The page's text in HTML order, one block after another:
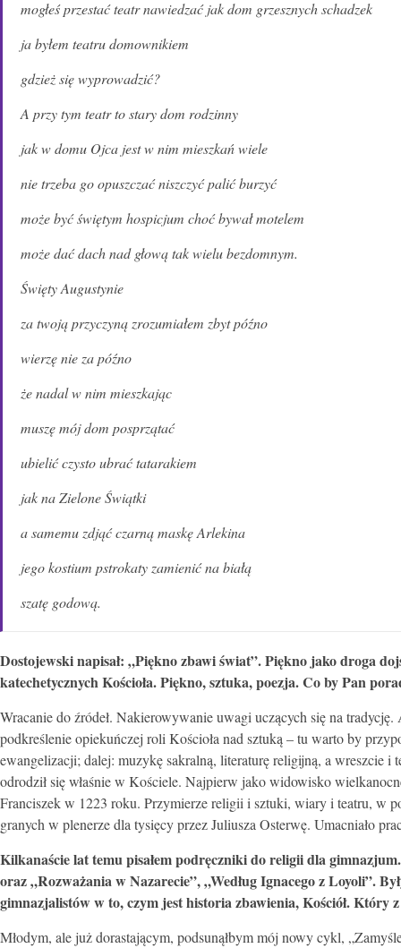
mogłeś przestać teatr nawiedzać jak dom grzesznych schadzek
ja byłem teatru domownikiem
gdzież się wyprowadzić?
A przy tym teatr to stary dom rodzinny
jak w domu Ojca jest w nim mieszkań wiele
nie trzeba go opuszczać niszczyć palić burzyć
może być świętym hospicjum choć bywał motelem
może dać dach nad głową tak wielu bezdomnym.
Święty Augustynie
za twoją przyczyną zrozumiałem zbyt późno
wierzę nie za późno
że nadal w nim mieszkając
muszę mój dom posprzątać
ubielić czysto ubrać tatarakiem
jak na Zielone Świątki
a samemu zdjąć czarną maskę Arlekina
jego kostium pstrokaty zamienić na białą
szatę godową.
Dostojewski napisał: „Piękno zbawi świat”. Piękno jako droga
katechetycznych Kościoła. Piękno, sztuka, poezja. Co by Pan
Wracanie do źródeł. Nakierowywanie uwagi uczących się na
podkreślenie opiekuńczej roli Kościoła nad sztuką – tu warto by
ewangelizacji; dalej: muzykę sakralną, literaturę religijną, a
odrodził się właśnie w Kościele. Najpierw jako widowisko
Franciszek w 1223 roku. Przymierze religii i sztuki, wiary i teatru, w
granych w plenerze dla tysięcy przez Juliusza Osterwę. Umacniało
Kilkanaście lat temu pisałem podręczniki do religii dla
oraz „Rozważania w Nazarecie”, „Według Ignacego z Loyoli”.
gimnazjalistów w to, czym jest historia zbawienia, Kościół. Który
Młodym, ale już dorastającym, podsunąłbym mój nowy cykl,